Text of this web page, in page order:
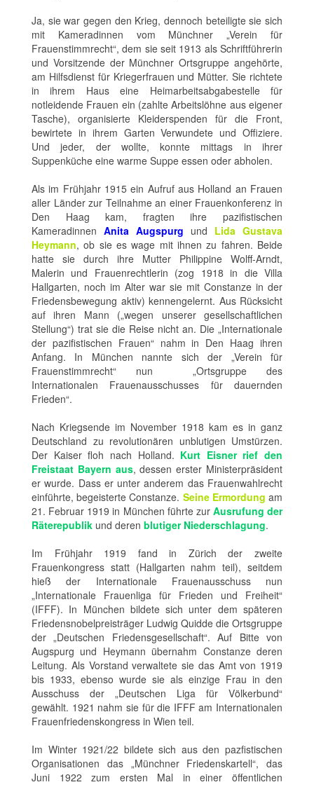
Ja, sie war gegen den Krieg, dennoch beteiligte sie sich
mit Kameradinnen vom Münchner „Verein für
Frauenstimmrecht“, dem sie seit 1913 als Schriftführerin
und Vorsitzende der Münchner Ortsgruppe angehörte,
am Hilfsdienst für Kriegerfrauen und Mütter. Sie richtete
in ihrem Haus eine Heimarbeitsabgabestelle für
notleidende Frauen ein (zahlte Arbeitslöhne aus eigener
Tasche), organisierte Kleiderspenden für die Front,
bewirtete in ihrem Garten Verwundete und Offiziere.
Und jeder, der wollte, konnte mittags in ihrer
Suppenküche eine warme Suppe essen oder abholen.
Als im Frühjahr 1915 ein Aufruf aus Holland an Frauen
aller Länder zur Teilnahme an einer Frauenkonferenz in
Den Haag kam, fragten ihre pazifistischen
Kameradinnen Anita Augspurg und Lida Gustava
Heymann, ob sie es wage mit ihnen zu fahren. Beide
hatte sie durch ihre Mutter Philippine Wolff-Arndt,
Malerin und Frauenrechtlerin (zog 1918 in die Villa
Hallgarten, noch im Alter war sie mit Constanze in der
Friedensbewegung aktiv) kennengelernt. Aus Rücksicht
auf ihren Mann („wegen unserer gesellschaftlichen
Stellung“) trat sie die Reise nicht an. Die „Internationale
der pazifistischen Frauen“ nahm in Den Haag ihren
Anfang. In München nannte sich der „Verein für
Frauenstimmrecht“ nun „Ortsgruppe des
Internationalen Frauenausschusses für dauernden
Frieden“.
Nach Kriegsende im November 1918 kam es in ganz
Deutschland zu revolutionären unblutigen Umstürzen.
Der Kaiser floh nach Holland. Kurt Eisner rief den
Freistaat Bayern aus, dessen erster Ministerpräsident
er wurde. Dass er unter anderem das Frauenwahlrecht
einführte, begeisterte Constanze. Seine Ermordung am
21. Februar 1919 in München führte zur Ausrufung der
Räterepublik und deren blutiger Niederschlagung.
Im Frühjahr 1919 fand in Zürich der zweite
Frauenkongress statt (Hallgarten nahm teil), seitdem
hieß der Internationale Frauenausschuss nun
„Internationale Frauenliga für Frieden und Freiheit“
(IFFF). In München bildete sich unter dem späteren
Friedensnobelpreisträger Ludwig Quidde die Ortsgruppe
der „Deutschen Friedensgesellschaft“. Auf Bitte von
Augspurg und Heymann übernahm Constanze deren
Leitung. Als Vorstand verwaltete sie das Amt von 1919
bis 1933, ebenso wurde sie als einzige Frau in den
Ausschuss der „Deutschen Liga für Völkerbund“
gewählt. 1921 nahm sie für die IFFF am Internationalen
Frauenfriedenskongress in Wien teil.
Im Winter 1921/22 bildete sich aus den pazfistischen
Organisationen das „Münchner Friedenskartell“, das
Juni 1922 zum ersten Mal in einer öffentlichen